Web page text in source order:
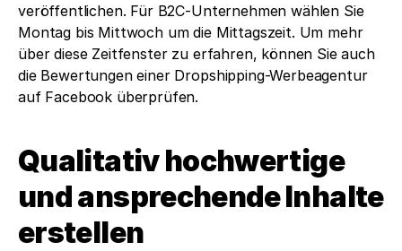
veröffentlichen. Für B2C-Unternehmen wählen Sie
Montag bis Mittwoch um die Mittagszeit. Um mehr
über diese Zeitfenster zu erfahren, können Sie auch
die Bewertungen einer Dropshipping-Werbeagentur
auf Facebook überprüfen.
Qualitativ hochwertige
und ansprechende Inhalte
erstellen